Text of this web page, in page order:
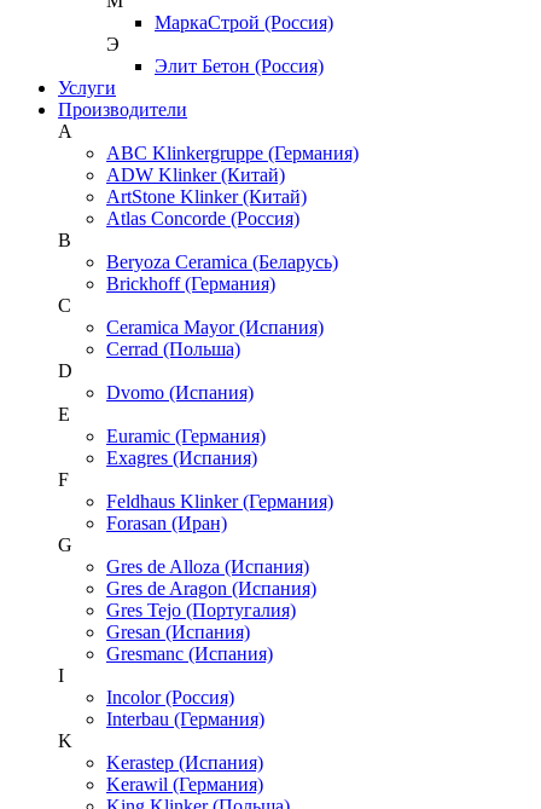
МаркаСтрой (Россия)
Э
Элит Бетон (Россия)
Услуги
Производители
A
ABC Klinkergruppe (Германия)
ADW Klinker (Китай)
ArtStone Klinker (Китай)
Atlas Concorde (Россия)
B
Beryoza Ceramica (Беларусь)
Brickhoff (Германия)
C
Ceramica Mayor (Испания)
Cerrad (Польша)
D
Dvomo (Испания)
E
Euramic (Германия)
Exagres (Испания)
F
Feldhaus Klinker (Германия)
Forasan (Иран)
G
Gres de Alloza (Испания)
Gres de Aragon (Испания)
Gres Tejo (Португалия)
Gresan (Испания)
Gresmanc (Испания)
I
Incolor (Россия)
Interbau (Германия)
K
Kerastep (Испания)
Kerawil (Германия)